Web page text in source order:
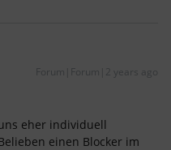
Forum|Forum|2 years ago
eher individuell
einen Blocker im